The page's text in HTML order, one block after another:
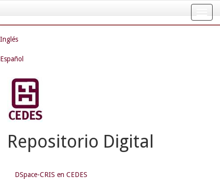
navigation
Inglés
Español
Repositorio Digital
DSpace-CRIS en CEDES